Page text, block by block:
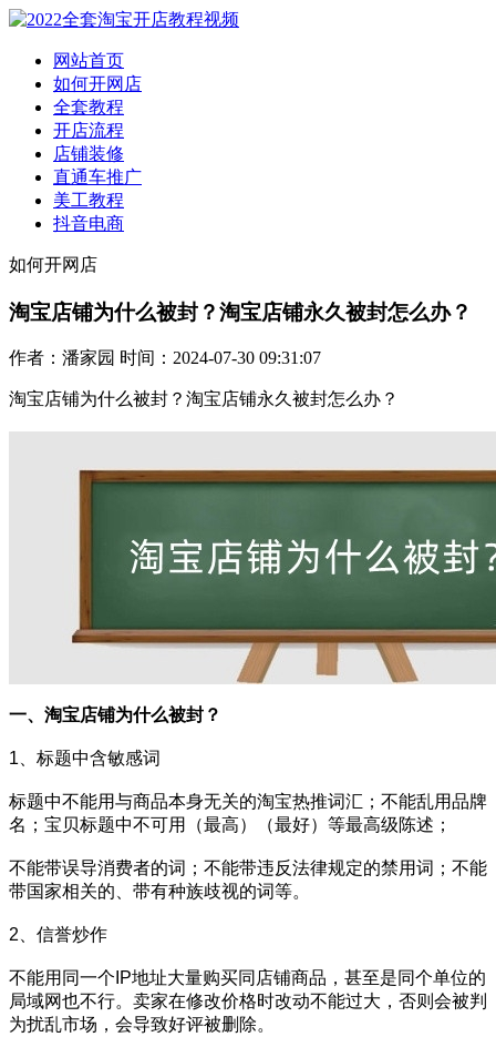
网站首页
如何开网店
全套教程
开店流程
店铺装修
直通车推广
美工教程
抖音电商
如何开网店
淘宝店铺为什么被封？淘宝店铺永久被封怎么办？
作者：潘家园 时间：2024-07-30 09:31:07
淘宝店铺为什么被封？ 淘宝店铺永久被封怎么办？
一、淘宝店铺为什么被封？
1、标题中含敏感词
标题中不能用与商品本身无关的淘宝热推词汇；不能乱用品牌
名；宝贝标题中不可用（最高）（最好）等最高级陈述；
不能带误导消费者的词；不能带违反法律规定的禁用词；不能
带国家相关的、带有种族歧视的词等。
2、信誉炒作
不能用同一个IP地址大量购买同店铺商品，甚至是同个单位的
局域网也不行。卖家在修改价格时改动不能过大，否则会被判
为扰乱市场，会导致好评被删除。